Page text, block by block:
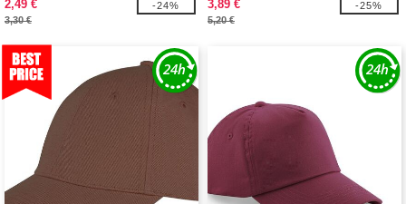
2,49 €
3,30 €
-24%
3,89 €
5,20 €
-25%